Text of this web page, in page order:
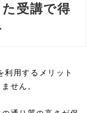
受講で得
用するメリット
せん。